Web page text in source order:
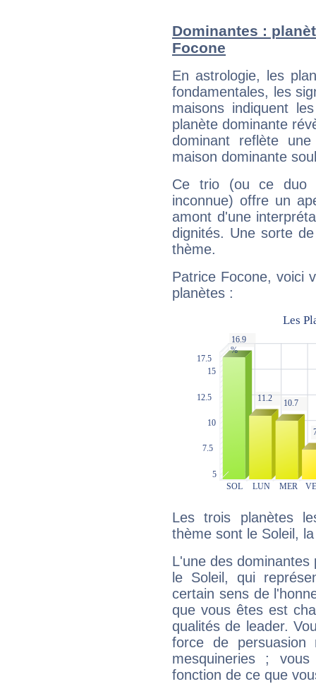
Dominantes :
Focone
En astrologie, les
fondamentales, les
maisons indiquent
planète dominante
dominant reflète
maison dominante
Ce trio (ou ce duo
inconnue) offre un
amont d'une
dignités. Une sorte
thème.
Patrice Focone, voici
planètes :
Les trois planètes
thème sont le Soleil,
L'une des
le Soleil, qui
certain sens de
que vous êtes est
qualités de leader.
force de
mesquineries ;
fonction de ce que